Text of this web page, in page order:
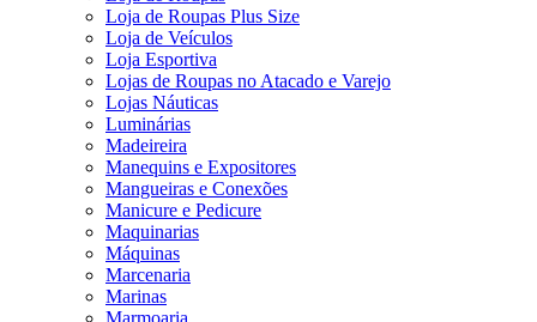
Loja de Roupas Plus Size
Loja de Veículos
Loja Esportiva
Lojas de Roupas no Atacado e Varejo
Lojas Náuticas
Luminárias
Madeireira
Manequins e Expositores
Mangueiras e Conexões
Manicure e Pedicure
Maquinarias
Máquinas
Marcenaria
Marinas
Marmoaria